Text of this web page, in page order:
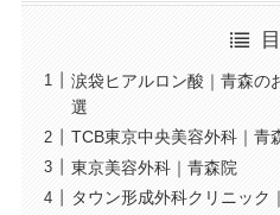
涙袋ヒアルロン酸｜青森の
選
TCB東京中央美容外科｜青
東京美容外科｜青森院
タウン形成外科クリニック